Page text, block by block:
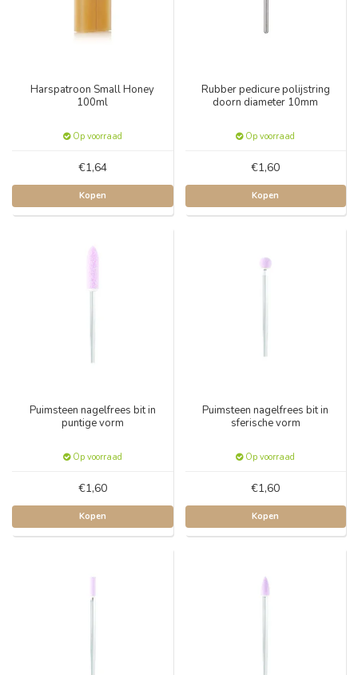
Harspatroon Small Honey
100ml
Op voorraad
€1,64
Kopen
Rubber pedicure polijstring
doorn diameter 10mm
Op voorraad
€1,60
Kopen
Puimsteen nagelfrees bit in
puntige vorm
Op voorraad
€1,60
Kopen
Puimsteen nagelfrees bit in
sferische vorm
Op voorraad
€1,60
Kopen